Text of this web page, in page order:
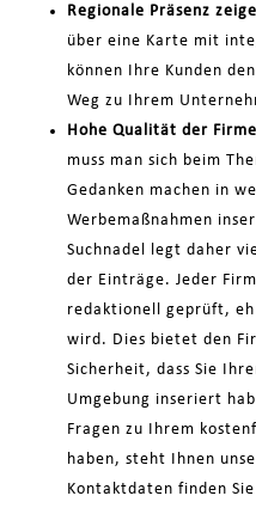
Regionale Präsenz
über eine Karte mit
können Ihre Kunden
Weg zu Ihrem
Hohe Qualität der
muss man sich beim
Gedanken machen in
Werbemaßnahmen
Suchnadel legt daher
der Einträge. Jeder
redaktionell geprüft,
wird. Dies bietet den
Sicherheit, dass Sie
Umgebung inseriert
Fragen zu Ihrem
haben, steht Ihnen
Kontaktdaten finden